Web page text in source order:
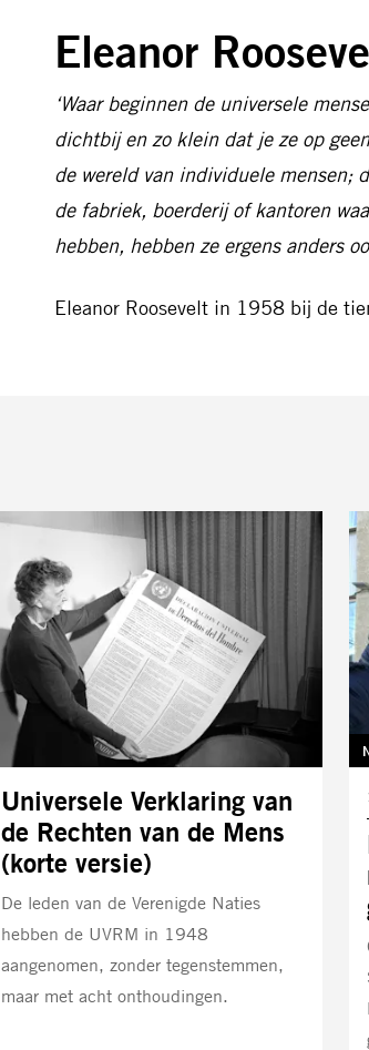
Eleanor
‘Waar beginnen de universele
dichtbij en zo klein dat je ze op
de wereld van individuele mensen;
de fabriek, boerderij of kantoren
hebben, hebben ze ergens anders
Eleanor Roosevelt in 1958 bij de
Universele Verklaring van
de Rechten van de Mens
(korte versie)
De leden van de Verenigde Naties
hebben de UVRM in 1948
aangenomen, zonder tegenstemmen,
maar met acht onthoudingen.